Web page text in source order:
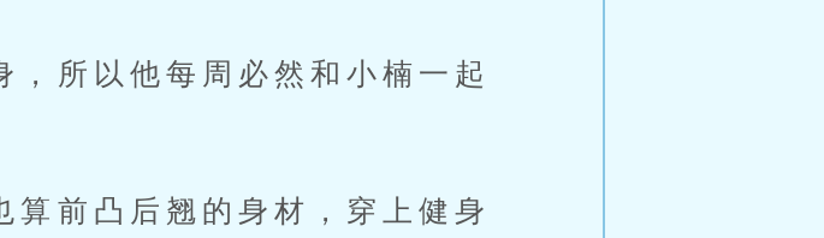
以他每周必然和小楠一起
凸后翘的身材，穿上健身